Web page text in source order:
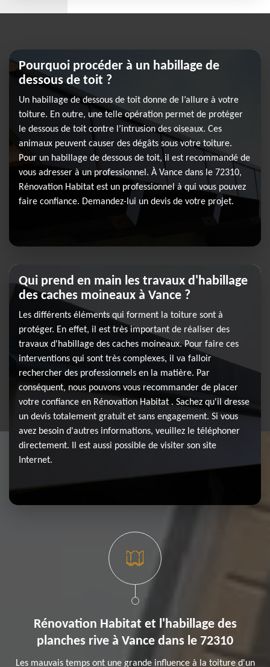
Pourquoi procéder à un habillage de
dessous de toit ?
Un habillage de dessous de toit donne de l’allure à votre
toiture. En outre, une telle opération permet de protéger
le dessous de toit contre l’intrusion des oiseaux. Ces
animaux peuvent causer des dégâts sous votre toiture.
Pour un habillage de dessous de toit, il est recommandé de
vous adresser à un professionnel. À Vance dans le 72310,
Rénovation Habitat est un professionnel à qui vous pouvez
faire confiance. Demandez-lui un devis de votre projet.
Qui prend en main les travaux d'habillage
des caches moineaux à Vance ?
Les différents éléments qui forment la toiture sont à
protéger. En effet, il est très important de réaliser des
travaux d'habillage des caches moineaux. Pour faire ces
interventions qui sont très complexes, il va falloir
rechercher des professionnels en la matière. Par
conséquent, nous pouvons vous recommander de placer
votre confiance en Rénovation Habitat . Sachez qu'il dresse
un devis totalement gratuit et sans engagement. Si vous
avez besoin d'autres informations, veuillez le téléphoner
directement. Il est aussi possible de visiter son site
Internet.
Rénovation Habitat et l'habillage des
planches rive à Vance dans le 72310
Les mauvais temps ont une grande influence à la toiture d'un